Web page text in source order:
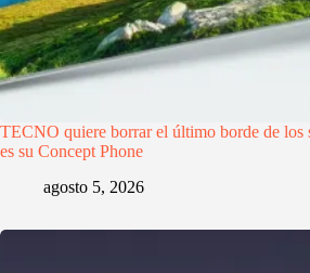
TECNO quiere borrar el último borde de los
es su Concept Phone
agosto 5, 2026